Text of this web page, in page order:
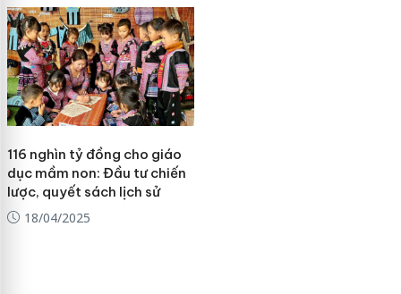
116 nghìn tỷ đồng cho giáo
dục mầm non: Đầu tư chiến
lược, quyết sách lịch sử
18/04/2025